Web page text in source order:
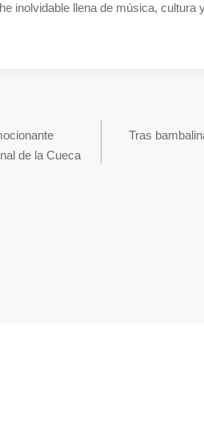
inolvidable llena de música, cultura
de la Cueca
Tras